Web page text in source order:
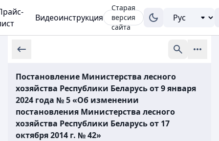
Видеоинструкция
Старая
версия
сайта
Постановление Министерства лесного
хозяйства Республики Беларусь от 9 января
2024 года № 5 «Об изменении
постановления Министерства лесного
хозяйства Республики Беларусь от 17
октября 2014 г. № 42»